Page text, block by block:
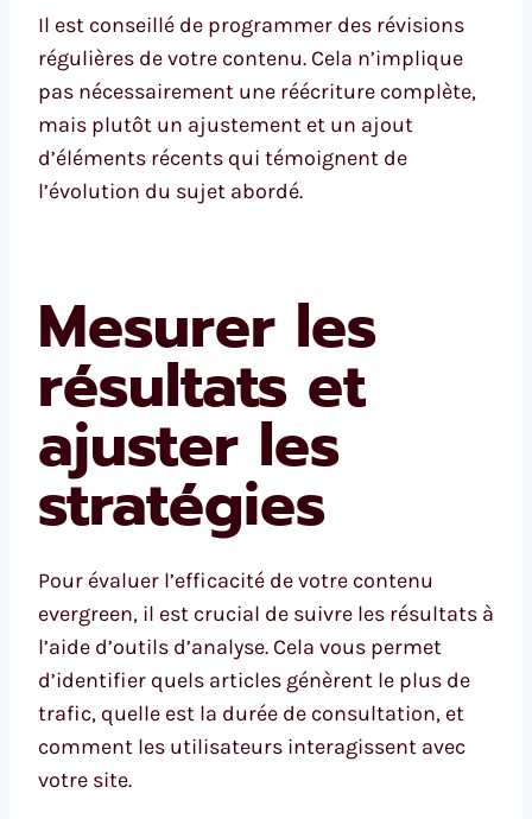
Il est conseillé de programmer des révisions
régulières de votre contenu. Cela n’implique
pas nécessairement une réécriture complète,
mais plutôt un ajustement et un ajout
d’éléments récents qui témoignent de
l’évolution du sujet abordé.
Mesurer les
résultats et
ajuster les
stratégies
Pour évaluer l’efficacité de votre contenu
evergreen, il est crucial de suivre les résultats à
l’aide d’outils d’analyse. Cela vous permet
d’identifier quels articles génèrent le plus de
trafic, quelle est la durée de consultation, et
comment les utilisateurs interagissent avec
votre site.